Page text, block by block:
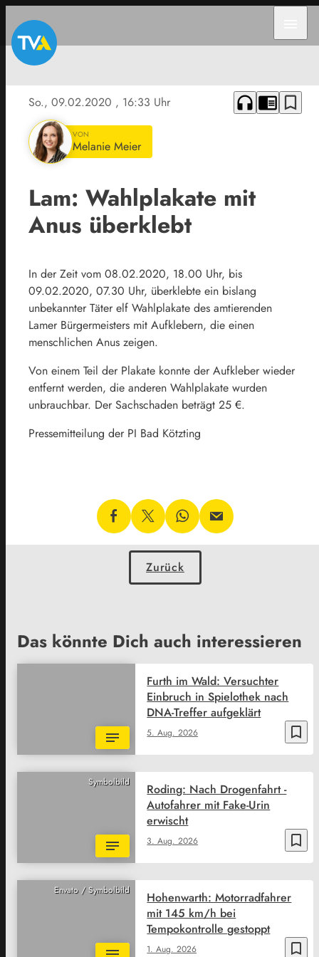
So., 09.02.2020 , 16:33 Uhr headphones chrome_reader_mode bookmark_border
VON
Melanie Meier
Lam: Wahlplakate mit
Anus überklebt
In der Zeit vom 08.02.2020, 18.00 Uhr, bis
09.02.2020, 07.30 Uhr, überklebte ein bislang
unbekannter Täter elf Wahlplakate des amtierenden
Lamer Bürgermeisters mit Aufklebern, die einen
menschlichen Anus zeigen.
Von einem Teil der Plakate konnte der Aufkleber wieder
entfernt werden, die anderen Wahlplakate wurden
unbrauchbar. Der Sachschaden beträgt 25 €.
Pressemitteilung der PI Bad Kötzting
Zurück
Das könnte Dich auch interessieren
bookmark_border
5. Aug. 2026
Furth im Wald: Versuchter
Einbruch in Spielothek nach
DNA-Treffer aufgeklärt
Symbolbild
bookmark_border
3. Aug. 2026
Roding: Nach Drogenfahrt -
Autofahrer mit Fake-Urin
erwischt
Envato / Symbolbild
bookmark_border
1. Aug. 2026
Hohenwarth: Motorradfahrer
mit 145 km/h bei
Tempokontrolle gestoppt